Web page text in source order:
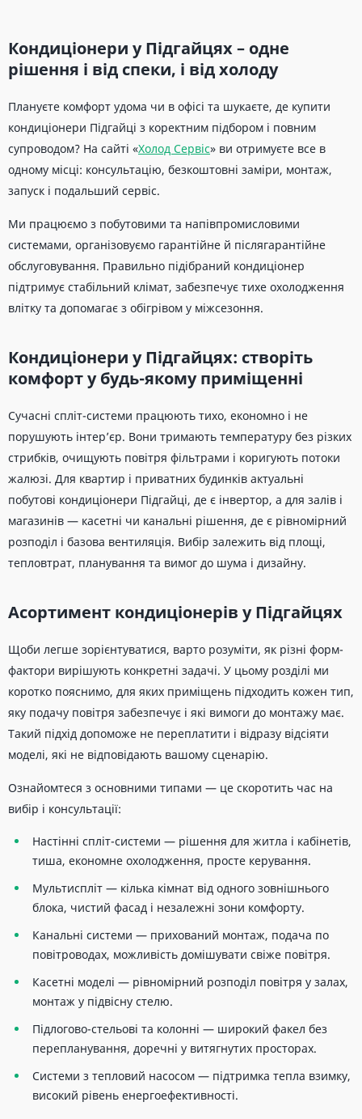
Кондиціонери у Підгайцях – одне
рішення і від спеки, і від холоду
Плануєте комфорт удома чи в офісі та шукаєте, де купити
кондиціонери Підгайці з коректним підбором і повним
супроводом? На сайті «Холод Сервіс» ви отримуєте все в
одному місці: консультацію, безкоштовні заміри, монтаж,
запуск і подальший сервіс.
Ми працюємо з побутовими та напівпромисловими
системами, організовуємо гарантійне й післягарантійне
обслуговування. Правильно підібраний кондиціонер
підтримує стабільний клімат, забезпечує тихе охолодження
влітку та допомагає з обігрівом у міжсезоння.
Кондиціонери у Підгайцях: створіть
комфорт у будь-якому приміщенні
Сучасні спліт-системи працюють тихо, економно і не
порушують інтер’єр. Вони тримають температуру без різких
стрибків, очищують повітря фільтрами і коригують потоки
жалюзі. Для квартир і приватних будинків актуальні
побутові кондиціонери Підгайці, де є інвертор, а для залів і
магазинів — касетні чи канальні рішення, де є рівномірний
розподіл і базова вентиляція. Вибір залежить від площі,
тепловтрат, планування та вимог до шума і дизайну.
Асортимент кондиціонерів у Підгайцях
Щоби легше зорієнтуватися, варто розуміти, як різні форм-
фактори вирішують конкретні задачі. У цьому розділі ми
коротко пояснимо, для яких приміщень підходить кожен тип,
яку подачу повітря забезпечує і які вимоги до монтажу має.
Такий підхід допоможе не переплатити і відразу відсіяти
моделі, які не відповідають вашому сценарію.
Ознайомтеся з основними типами — це скоротить час на
вибір і консультації:
Настінні спліт-системи — рішення для житла і кабінетів,
тиша, економне охолодження, просте керування.
Мультиспліт — кілька кімнат від одного зовнішнього
блока, чистий фасад і незалежні зони комфорту.
Канальні системи — прихований монтаж, подача по
повітроводах, можливість домішувати свіже повітря.
Касетні моделі — рівномірний розподіл повітря у залах,
монтаж у підвісну стелю.
Підлогово-стельові та колонні — широкий факел без
перепланування, доречні у витягнутих просторах.
Системи з тепловий насосом — підтримка тепла взимку,
високий рівень енергоефективності.